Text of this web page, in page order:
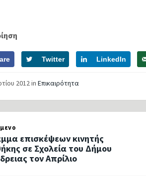
Twitter LinkedIn
2012inΕπικαιρότητα
επισκέψεων κινητής
σε Σχολεία του Δήμου
τον Απρίλιο